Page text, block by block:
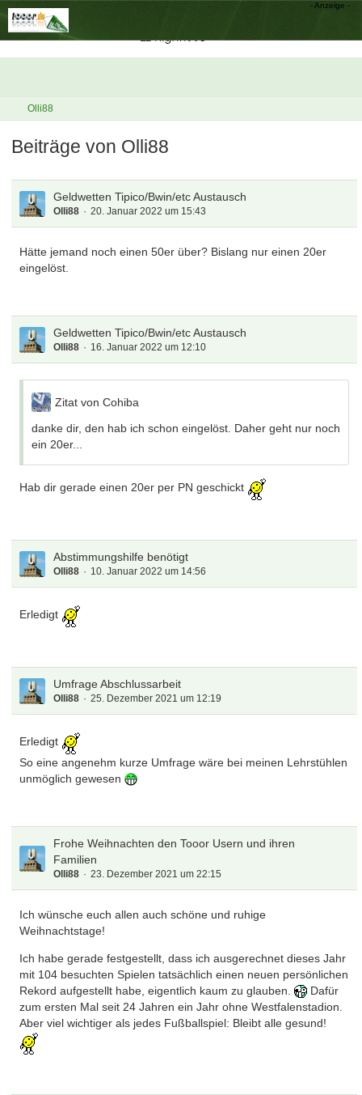
Olli88
Beiträge von Olli88
Geldwetten Tipico/Bwin/etc Austausch
Olli88 20. Januar 2022 um 15:43
Hätte jemand noch einen 50er über? Bislang nur einen 20er
eingelöst.
Geldwetten Tipico/Bwin/etc Austausch
Olli88 16. Januar 2022 um 12:10
Zitat von Cohiba
danke dir, den hab ich schon eingelöst. Daher geht nur noch
ein 20er...
Hab dir gerade einen 20er per PN geschickt
Abstimmungshilfe benötigt
Olli88 10. Januar 2022 um 14:56
Erledigt
Umfrage Abschlussarbeit
Olli88 25. Dezember 2021 um 12:19
Erledigt
So eine angenehm kurze Umfrage wäre bei meinen Lehrstühlen
unmöglich gewesen
Frohe Weihnachten den Tooor Usern und ihren
Familien
Olli88 23. Dezember 2021 um 22:15
Ich wünsche euch allen auch schöne und ruhige
Weihnachtstage!
Ich habe gerade festgestellt, dass ich ausgerechnet dieses Jahr
mit 104 besuchten Spielen tatsächlich einen neuen persönlichen
Rekord aufgestellt habe, eigentlich kaum zu glauben.
Dafür
zum ersten Mal seit 24 Jahren ein Jahr ohne Westfalenstadion.
Aber viel wichtiger als jedes Fußballspiel: Bleibt alle gesund!